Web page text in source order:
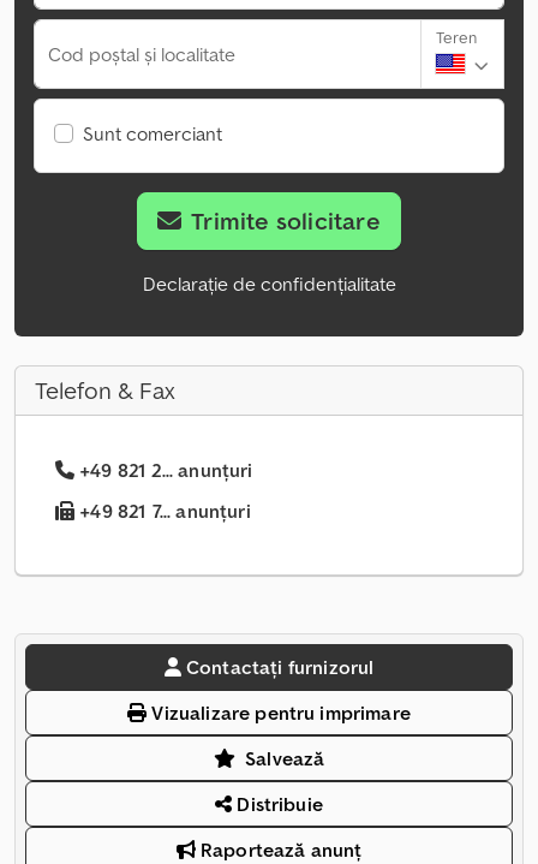
Cod poștal și localitate
Teren
Sunt comerciant
Trimite solicitare
Declarație de confidențialitate
Telefon & Fax
+49 821 2... anunțuri
+49 821 7... anunțuri
Contactați furnizorul
Vizualizare pentru imprimare
Salvează
Distribuie
Raportează anunț